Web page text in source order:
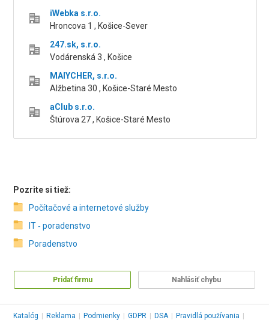
iWebka s.r.o.
Hroncova 1 , Košice-Sever
247.sk, s.r.o.
Vodárenská 3 , Košice
MAIYCHER, s.r.o.
Alžbetina 30 , Košice-Staré Mesto
aClub s.r.o.
Štúrova 27 , Košice-Staré Mesto
Pozrite si tiež:
Počítačové a internetové služby
IT ‑ poradenstvo
Poradenstvo
Pridať firmu Nahlásiť chybu
Katalóg Reklama Podmienky GDPR DSA Pravidlá používania